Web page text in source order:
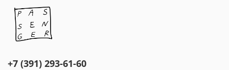
+7 (391) 293-61-60